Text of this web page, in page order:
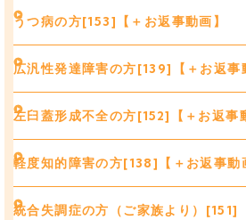
うつ病の方[153]【＋お返事動画】
広汎性発達障害の方[139]【＋お返事
左臼蓋形成不全の方[152]【＋お返事
軽度知的障害の方[138]【＋お返事動
統合失調症の方（ご家族より）[151]